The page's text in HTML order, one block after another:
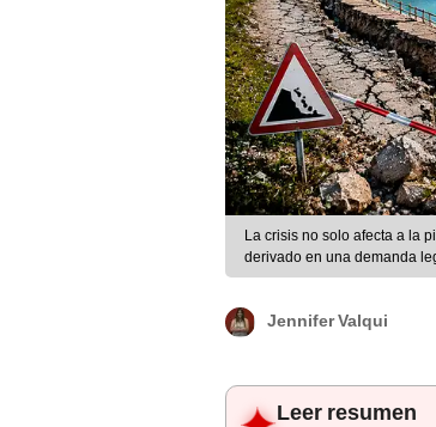
La crisis no solo afecta a la
derivado en una demanda
Jennifer Valqui
Leer resumen